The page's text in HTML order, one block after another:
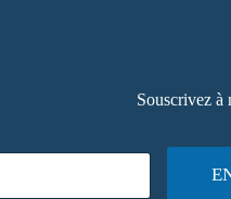
Souscrivez à